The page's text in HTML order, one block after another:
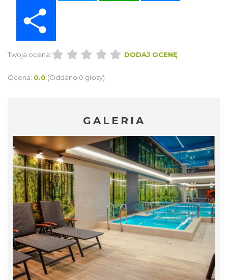
Twoja ocena: DODAJ OCENĘ
Ocena: 0.0 (Oddano 0 głosy)
GALERIA